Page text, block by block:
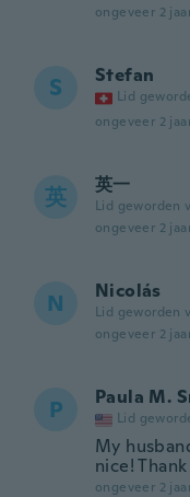
ongeveer 2
S Stefan
Lid
ongeveer 2
英 英一
Lid geworden
ongeveer 2
N Nicolás
Lid geworden
ongeveer 2
P Paula M.
Lid
My
nice!
ongeveer 2